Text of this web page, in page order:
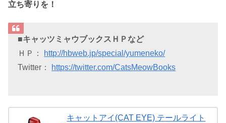
立ち寄りを！
■キャッツミャウブックスＨＰなど
ＨＰ：
http://hbweb.jp/special/yumeneko/
Twitter：
https://twitter.com/CatsMeowBooks
キャットアイ(CAT EYE) テールライト